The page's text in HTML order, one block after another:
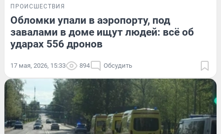
ПРОИСШЕСТВИЯ
Обломки упали в аэропорту, под
завалами в доме ищут людей: всё об
ударах 556 дронов
17 мая, 2026, 15:33 894 Обсудить